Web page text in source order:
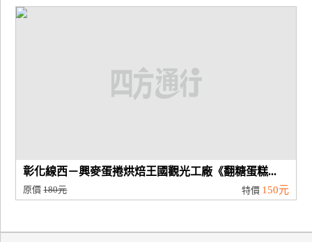
飯
旅
計
彰化線西－興麥蛋捲烘焙王國觀光工廠《翻糖蛋糕...
原價180元 特價 150元